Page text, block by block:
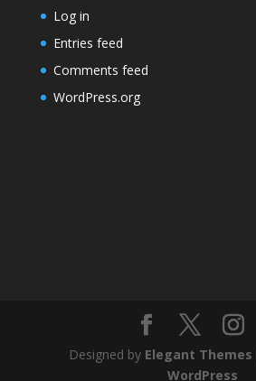
Log in
Entries feed
Comments feed
WordPress.org
Designed by Elegant Themes
WordPress